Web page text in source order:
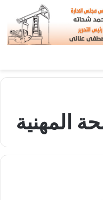
المهنية